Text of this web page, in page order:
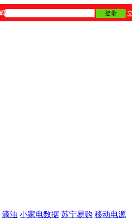
登录
滴油 小家电数据 苏宁易购 移动电源